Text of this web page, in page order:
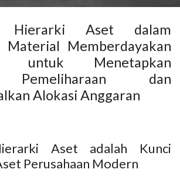
Hierarki Aset dalam
Material Memberdayakan
untuk Menetapkan
Pemeliharaan dan
Alokasi Anggaran
Aset adalah Kunci
Perusahaan Modern